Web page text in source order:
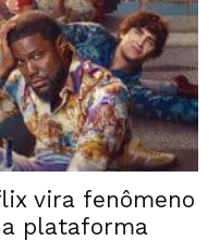
vira fenômeno
plataforma